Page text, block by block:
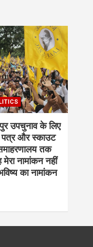
उपचुनाव के लिए
पत्र और स्काउट
तक
नामांकन नहीं
का नामांकन